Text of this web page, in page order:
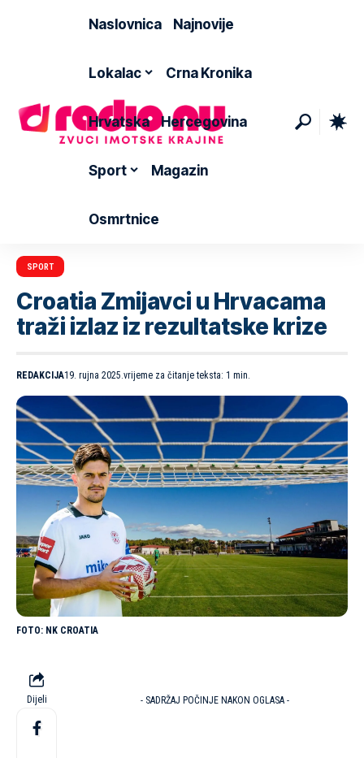
Naslovnica Najnovije
Lokalac Crna Kronika
Hrvatska Hercegovina
Sport Magazin
Osmrtnice
SPORT
Croatia Zmijavci u Hrvacama
traži izlaz iz rezultatske krize
REDAKCIJA19. rujna 2025.vrijeme za čitanje teksta: 1 min.
NK CROATIA
Dijeli - SADRŽAJ POČINJE NAKON OGLASA -